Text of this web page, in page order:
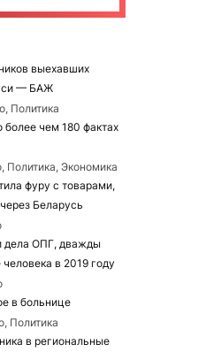
выехавших
— БАЖ
Политика
более чем 180 фактах
Политика, Экономика
фуру с товарами,
Беларусь
дела ОПГ, дважды
в 2019 году
в больнице
Политика
в региональные